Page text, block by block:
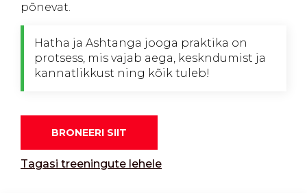
põnevat.
Hatha ja Ashtanga jooga praktika on
protsess, mis vajab aega, keskndumist ja
kannatlikkust ning kõik tuleb!
BRONEERI SIIT
Tagasi treeningute lehele